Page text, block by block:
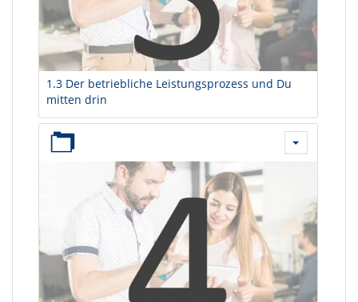
1.3 Der betriebliche Leistungsprozess und Du
mitten drin